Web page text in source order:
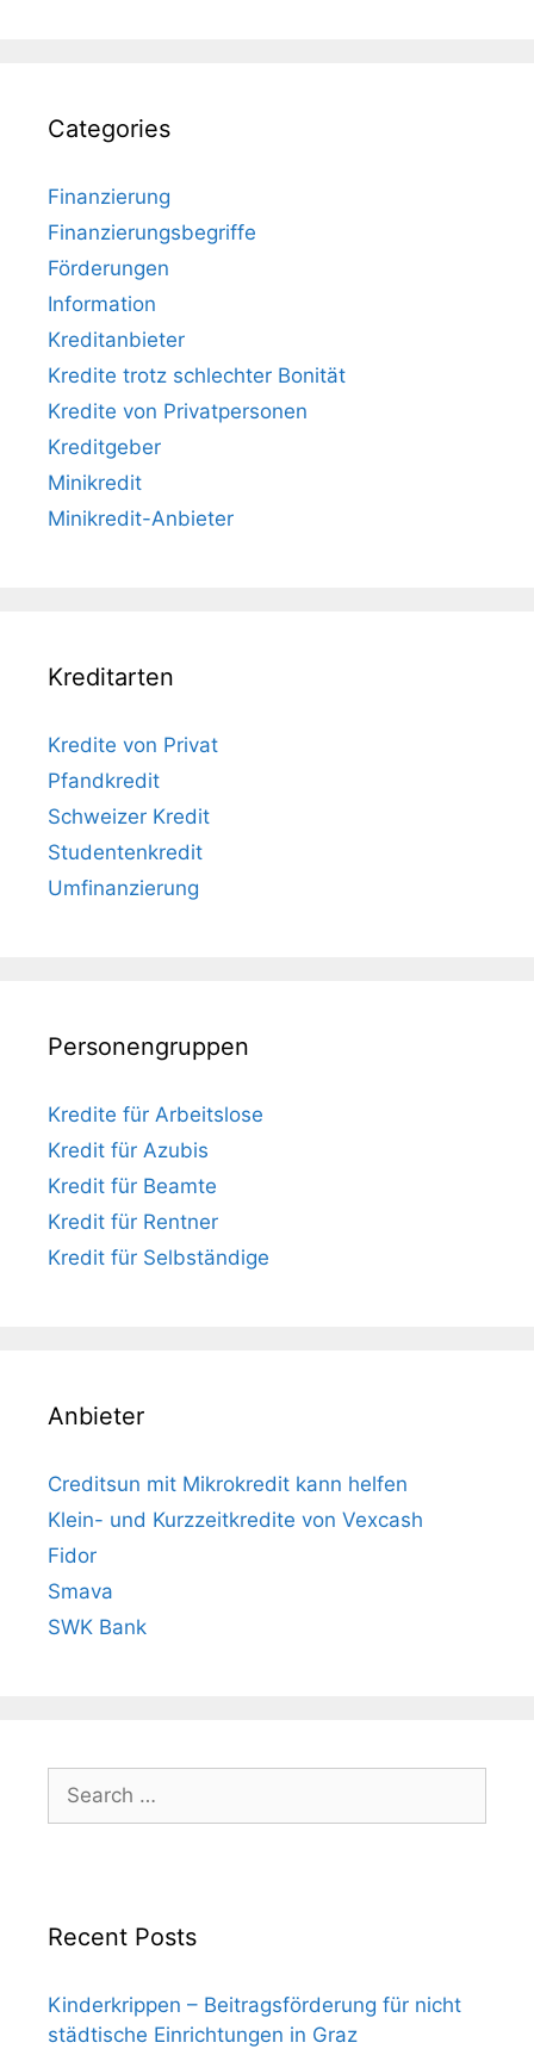
Categories
Finanzierung
Finanzierungsbegriffe
Förderungen
Information
Kreditanbieter
Kredite trotz schlechter Bonität
Kredite von Privatpersonen
Kreditgeber
Minikredit
Minikredit-Anbieter
Kreditarten
Kredite von Privat
Pfandkredit
Schweizer Kredit
Studentenkredit
Umfinanzierung
Personengruppen
Kredite für Arbeitslose
Kredit für Azubis
Kredit für Beamte
Kredit für Rentner
Kredit für Selbständige
Anbieter
Creditsun mit Mikrokredit kann helfen
Klein- und Kurzzeitkredite von Vexcash
Fidor
Smava
SWK Bank
for:
Recent Posts
Kinderkrippen – Beitragsförderung für nicht
städtische Einrichtungen in Graz